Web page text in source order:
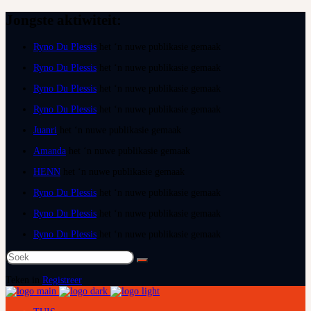
Ryno Du Plessis
Ryno Du Plessis
Ryno Du Plessis
Ryno Du Plessis
Juanri
Amanda
HENN
Ryno Du Plessis
Ryno Du Plessis
Ryno Du Plessis
Soek
na:
Registreer